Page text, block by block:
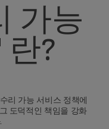
가능
?
리 가능 서비스 정책에
도덕적인 책임을 강화